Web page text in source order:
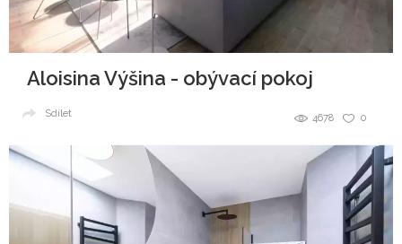
Aloisina Výšina - obývací pokoj
0
4678
Sdílet